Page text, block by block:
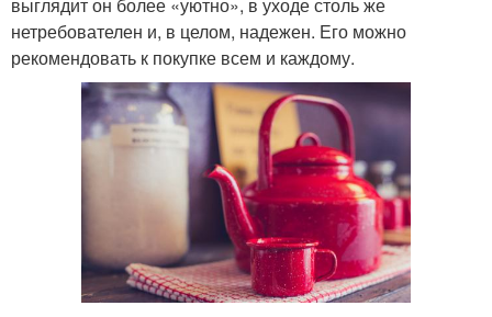
выглядит он более «уютно», в уходе столь же
нетребователен и, в целом, надежен. Его можно
рекомендовать к покупке всем и каждому.